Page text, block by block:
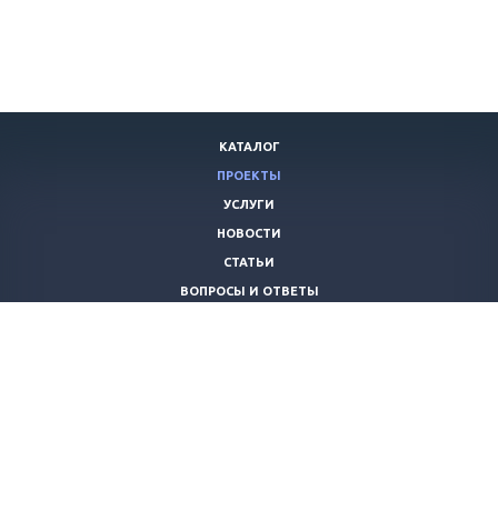
КАТАЛОГ
ПРОЕКТЫ
УСЛУГИ
НОВОСТИ
СТАТЬИ
ВОПРОСЫ И ОТВЕТЫ